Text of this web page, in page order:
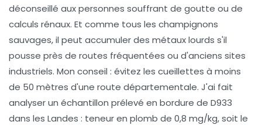
déconseillé aux personnes souffrant de goutte ou de
calculs rénaux. Et comme tous les champignons
sauvages, il peut accumuler des métaux lourds s'il
pousse près de routes fréquentées ou d'anciens sites
industriels. Mon conseil : évitez les cueillettes à moins
de 50 mètres d'une route départementale. J'ai fait
analyser un échantillon prélevé en bordure de D933
dans les Landes : teneur en plomb de 0,8 mg/kg, soit le